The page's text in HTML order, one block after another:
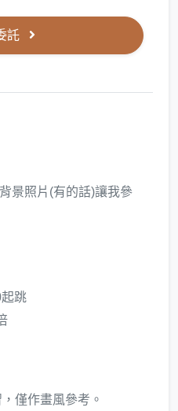
託
景照片(有的話)讓我參
跳
僅作畫風參考。